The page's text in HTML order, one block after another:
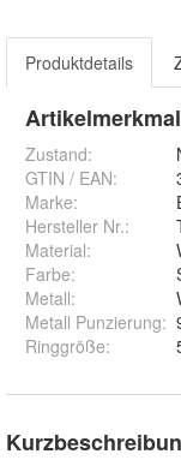
Produktdetails
Zustand:
GTIN / EAN:
Marke:
Hersteller Nr.:
Material:
Farbe:
Metall:
Metall Punzierung:
Ringgröße: